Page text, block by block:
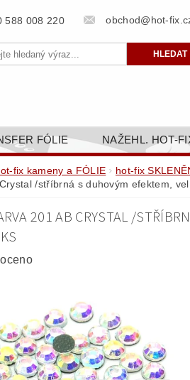
588 008 220 obchod@hot-
FÓLIE NAŽEHL. HOT-
PŘÍSLUŠENSTVÍ
VÝROBA NAPIŠTE NÁM
PRO E-SHOP HOT-FIX.CZ
fix kameny a FÓLIE hot-fix
/stříbrná s duhovým efektem,
201 AB CRYSTAL /